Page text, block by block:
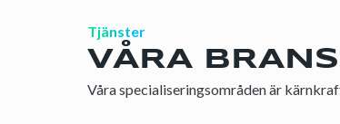
Tjänster
VÅRA
Våra specialiseringsområden är